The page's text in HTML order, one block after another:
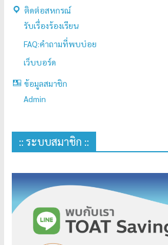
ติดต่อสหกรณ์
รับเรื่องร้องเรียน
FAQ:คำถามที่พบบ่อย
เว็บบอร์ด
ข้อมูลสมาชิก
Admin
:: ระบบสมาชิก ::